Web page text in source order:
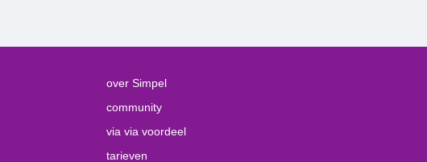
over Simpel
community
via via voordeel
tarieven